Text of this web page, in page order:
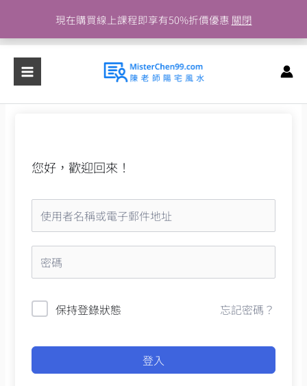
現在購買線上課程即享有50%折價優惠 關閉
主
容
您好，歡迎回來！
保持登錄狀態 忘記密碼？
登入